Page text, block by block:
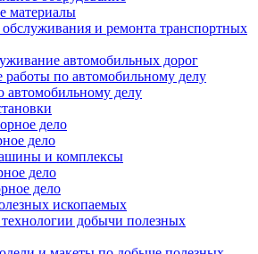
материалы
и ремонта транспортных
автомобильных дорог
по автомобильному делу
автомобильному делу
дело
дело
и комплексы
дело
дело
ископаемых
добычи полезных